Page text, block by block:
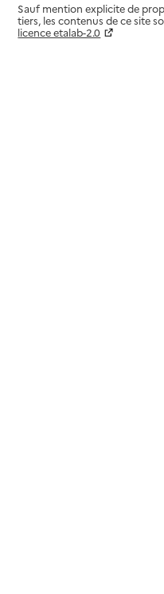
Sauf mention explicite de
tiers, les contenus de ce site
licence etalab-2.0